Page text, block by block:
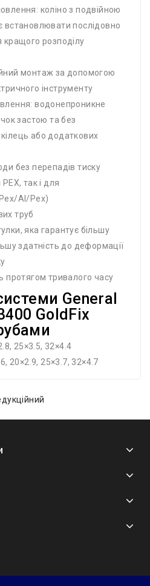
коліно з подвійною
встановлювати послідовно
кращого розподілу
монтаж за допомогою
інструменту
водонепроникне
застою та без
або додаткових
без перепадів тиску
так і для
Al/Pex)
труб
яка гарантує більшу
здатність до деформації
протягом тривалого часу
General
GoldFix
25×3.5, 32×4.4
20×2.9, 25×3.7, 32×4.7